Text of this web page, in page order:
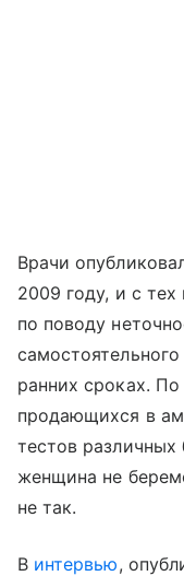
Врачи
2009 году, и с
по поводу
ранних сроках.
продающихся в
тестов различных
женщина не
не так.
В интервью,